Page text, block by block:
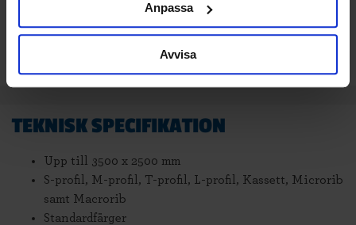
Anpassa
Avvisa
Lägg i varukorg
TEKNISK SPECIFIKATION
Upp till 3500 x 2500 mm
S-profil, M-profil, T-profil, L-profil, Kassett, Microrib
samt Macrorib
Standardfärger